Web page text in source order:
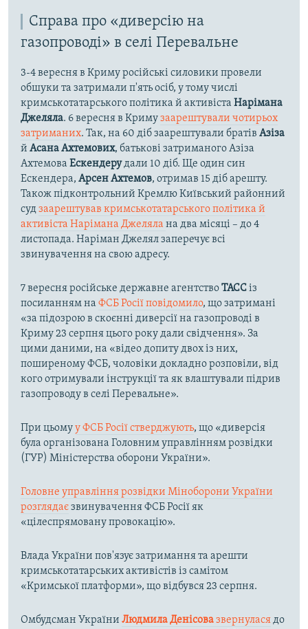
Справа про «диверсію на
газопроводі» в селі Перевальне
3-4 вересня в Криму російські силовики провели
обшуки та затримали п'ять осіб, у тому числі
кримськотатарського політика й активіста Нарімана
Джеляла. 6 вересня в Кримузаарештували чотирьох
затриманих. Так, на 60 діб заарештували братів Азіза
й Асана Ахтемових, батькові затриманого Азіза
Ахтемова Ескендерудали 10 діб. Ще один син
Ескендера, Арсен Ахтемов, отримав 15 діб арешту.
Також підконтрольний Кремлю Київський районний
судзаарештував кримськотатарського політика й
активіста Нарімана Джеляла на два місяці – до 4
листопада. Наріман Джелял заперечує всі
звинувачення на свою адресу.
7 вересня російське державне агентствоТАССіз
посиланням на ФСБ Росії повідомило, що затримані
«за підозрою в скоєнні диверсії на газопроводі в
Криму 23 серпня цього року дали свідчення». За
цими даними, на «відео допиту двох із них,
поширеному ФСБ, чоловіки докладно розповіли, від
кого отримували інструкції та як влаштували підрив
газопроводу в селі Перевальне».
При цьомуу ФСБ Росії стверджують, що «диверсія
була організована Головним управлінням розвідки
(ГУР) Міністерства оборони України».
Головне управління розвідки Міноборони України
розглядаєзвинувачення ФСБ Росії як
«цілеспрямовану провокацію».
Влада України пов'язує затримання та арешти
кримськотатарських активістів із самітом
«Кримської платформи», що відбувся 23 серпня.
Омбудсман України Людмила Денісовазвернуласядо